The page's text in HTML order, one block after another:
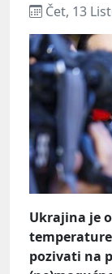
Čet, 13
Ukrajina je
pozivati na